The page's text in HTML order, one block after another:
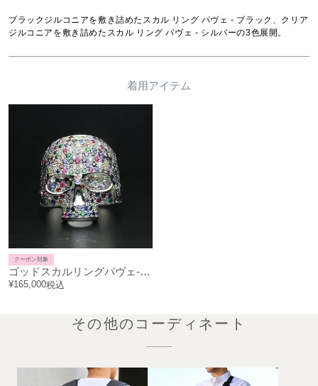
ブラックジルコニアを敷き詰めたスカル リング パヴェ - ブラック、クリア
ジルコニアを敷き詰めたスカル リング パヴェ - シルバーの3色展開。
着用アイテム
ゴッドスカルリングパヴェ-シルバー/指輪
クーポン対象
¥165,000税込
その他のコーディネート